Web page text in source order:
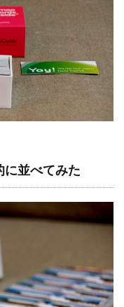
並べてみた